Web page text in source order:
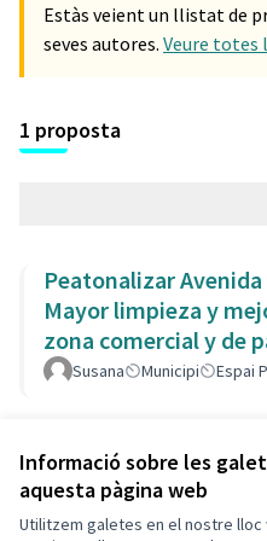
Informació sobre les
aquesta pàgina web
Utilitzem galetes en el nostre
Estàs veient un llistat de
seves autores. Veure totes
1 proposta
Peatonalizar
Mayor limpieza y
zona comercial y de
Susana Municipi Espai
Veure totes les propostes